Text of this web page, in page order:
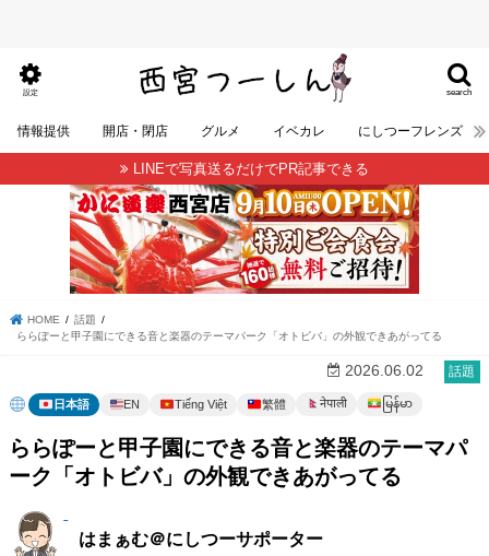
search
設定
情報提供 開店・閉店 グルメ イベカレ にしつーフレンズ
LINEで写真送るだけでPR記事できる
HOME
話題
ららぽーと甲子園にできる音と楽器のテーマパーク「オトビバ」の外観できあがってる
話題
2026.06.02
日本語 EN Tiếng Việt 繁體 नेपाली မြန်မာ
ららぽーと甲子園にできる音と楽器のテーマパ
ーク「オトビバ」の外観できあがってる
はまぁむ＠にしつーサポーター